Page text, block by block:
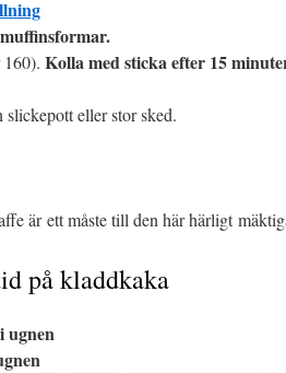
Kolla med sticka efter 15
slickepott eller stor sked.
är ett måste till den här härligt
på kladdkaka
ugnen